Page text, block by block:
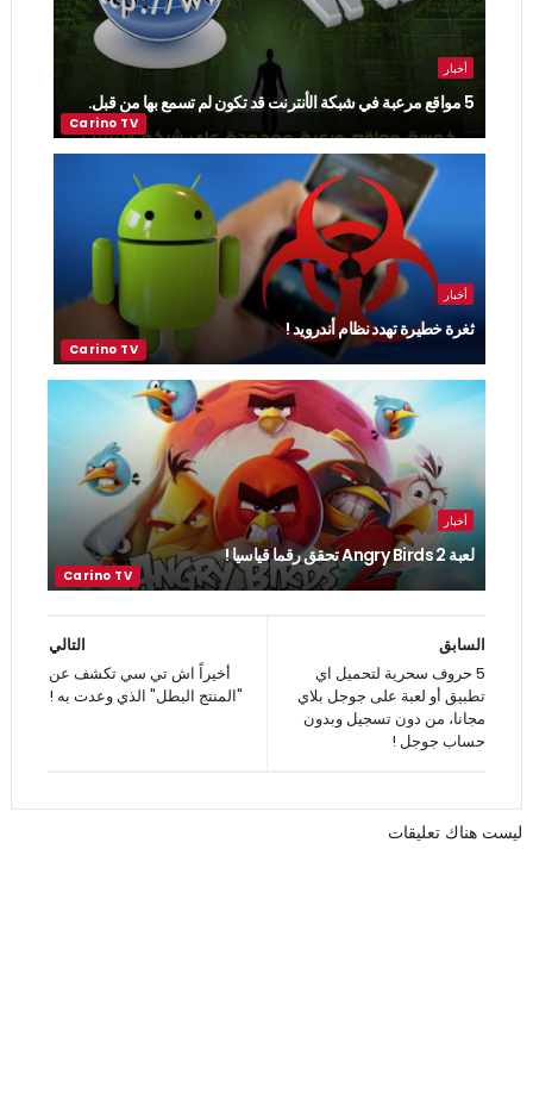
أخبار
5 مواقع مرعبة في شبكة الأنترنت قد تكون لم تسمع بها من قبل.
أخبار
ثغرة خطيرة تهدد نظام أندرويد !
أخبار
لعبة Angry Birds 2 تحقق رقما قياسيا !
التالي
أخيراً اش تي سي تكشف عن
"المنتج البطل" الذي وعدت به !
السابق
5 حروف سحرية لتحميل اي
تطبيق أو لعبة على جوجل بلاي
مجانا، من دون تسجيل وبدون
حساب جوجل !
ليست هناك تعليقات